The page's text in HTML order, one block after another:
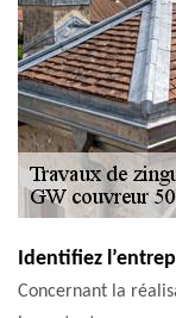
Identifiez
Concernant la